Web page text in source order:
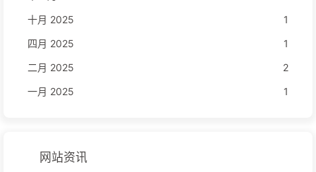
十月 2025
1
四月 2025
1
二月 2025
2
一月 2025
1
网站资讯